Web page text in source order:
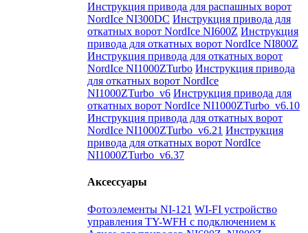
Инструкция привода для распашных ворот
NordIce NI300DC Инструкция привода для
откатных ворот NordIce NI600Z Инструкция
привода для откатных ворот NordIce NI800Z
Инструкция привода для откатных ворот
NordIce NI1000ZTurbo Инструкция привода
для откатных ворот NordIce
NI1000ZTurbo_v6 Инструкция привода для
откатных ворот NordIce NI1000ZTurbo_v6.10
Инструкция привода для откатных ворот
NordIce NI1000ZTurbo_v6.21 Инструкция
привода для откатных ворот NordIce
NI1000ZTurbo_v6.37
Аксессуары
Фотоэлементы NI-121 WI-FI устройство
управления TY-WFH с подключением к